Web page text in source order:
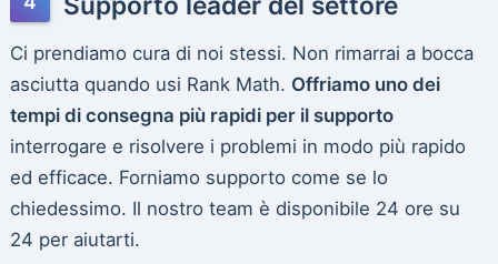
Ci prendiamo cura di noi stessi. Non rimarrai a bocca
asciutta quando usi Rank Math. Offriamo uno dei
tempi di consegna più rapidi per il supporto
interrogare e risolvere i problemi in modo più rapido
ed efficace. Forniamo supporto come se lo
chiedessimo. Il nostro team è disponibile 24 ore su
24 per aiutarti.